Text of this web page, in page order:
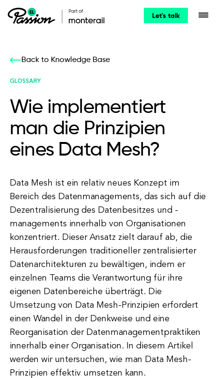
Let's talk
Back to Knowledge Base
GLOSSARY
Wie implementiert
man die Prinzipien
eines Data Mesh?
Data Mesh ist ein relativ neues Konzept im
Bereich des Datenmanagements, das sich auf die
Dezentralisierung des Datenbesitzes und -
managements innerhalb von Organisationen
konzentriert. Dieser Ansatz zielt darauf ab, die
Herausforderungen traditioneller zentralisierter
Datenarchitekturen zu bewältigen, indem er
einzelnen Teams die Verantwortung für ihre
eigenen Datenbereiche überträgt. Die
Umsetzung von Data Mesh-Prinzipien erfordert
einen Wandel in der Denkweise und eine
Reorganisation der Datenmanagementpraktiken
innerhalb einer Organisation. In diesem Artikel
werden wir untersuchen, wie man Data Mesh-
Prinzipien effektiv umsetzen kann.